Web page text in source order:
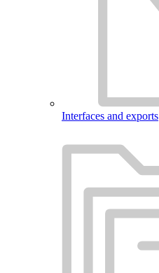
Interfaces and exports